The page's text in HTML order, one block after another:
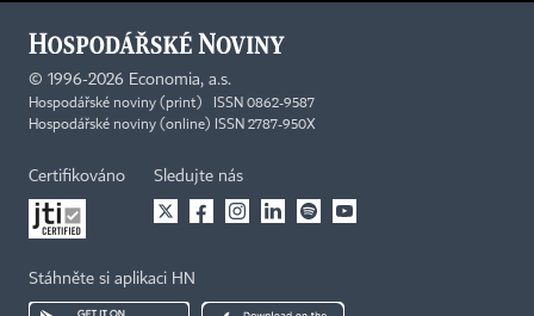
© 1996-2026 Economia, a.s.
Hospodářské noviny (print) ISSN 0862-9587
Hospodářské noviny (online) ISSN 2787-950X
Certifikováno Sledujte nás
Stáhněte si aplikaci HN